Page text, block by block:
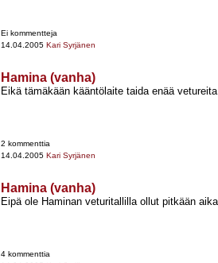
Ei kommentteja
14.04.2005 Kari Syrjänen
Hamina (vanha)
Eikä tämäkään kääntölaite taida enää
2 kommenttia
14.04.2005 Kari Syrjänen
Hamina (vanha)
Eipä ole Haminan veturitallilla ollut pitkään
4 kommenttia